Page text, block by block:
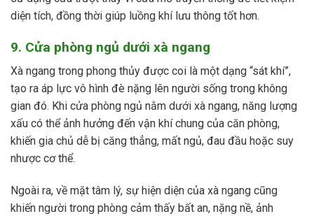
diện tích, đồng thời giúp luồng khí lưu thông tốt hơn.
9. Cửa phòng ngủ dưới xà ngang
Xà ngang trong phong thủy được coi là một dạng “sát khí”,
tạo ra áp lực vô hình đè nặng lên người sống trong không
gian đó. Khi cửa phòng ngủ nằm dưới xà ngang, năng lượng
xấu có thể ảnh hưởng đến vận khí chung của căn phòng,
khiến gia chủ dễ bị căng thẳng, mất ngủ, đau đầu hoặc suy
nhược cơ thể.
Ngoài ra, về mặt tâm lý, sự hiện diện của xà ngang cũng
khiến người trong phòng cảm thấy bất an, nặng nề, ảnh